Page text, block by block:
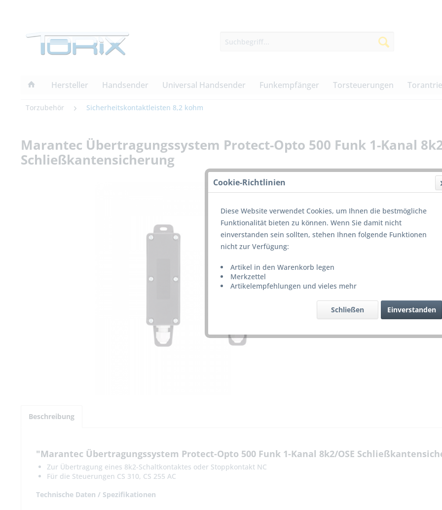
Hersteller Handsender Universal Handsender Funkempfänger Torsteuerungen
Torzubehör Sicherheitskontaktleisten 8,2 kohm
Marantec Übertragungssystem Protect-Opto 500 Funk 1-Kanal
Schließkantensicherung
inkl. MwSt.
Beschreibung
"Marantec Übertragungssystem Protect-Opto 500 Funk 1-Kanal 8k2/OSE
Zur Übertragung eines 8k2-Schaltkontaktes oder Stoppkontakt NC
Für die Steuerungen CS 310, CS 255 AC
Technische Daten / Spezifikationen
Cookie-Richtlinien
Diese Website verwendet Cookies, um Ihnen die bestmögliche
Funktionalität bieten zu können. Wenn Sie damit nicht
einverstanden sein sollten, stehen Ihnen folgende Funktionen
nicht zur Verfügung:
Artikel in den Warenkorb legen
Merkzettel
Artikelempfehlungen und vieles mehr
Einverstanden
Schließen